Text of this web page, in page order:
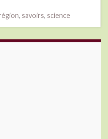
, savoirs, science